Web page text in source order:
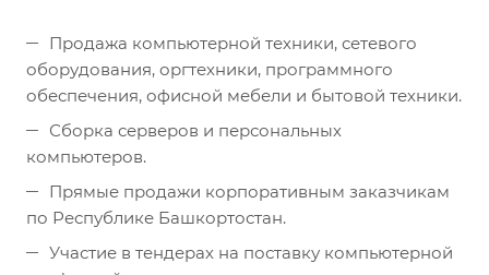
Продажа компьютерной техники, сетевого
оборудования, оргтехники, программного
обеспечения, офисной мебели и бытовой техники.
Сборка серверов и персональных
компьютеров.
Прямые продажи корпоративным заказчикам
по Республике Башкортостан.
Участие в тендерах на поставку компьютерной